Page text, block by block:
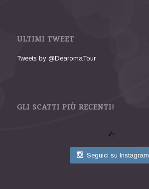
ULTIMI TWEET
Tweets by @DearomaTour
GLI SCATTI PIÙ RECENTI!
Seguici su Instagram